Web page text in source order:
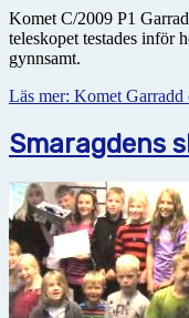
Komet C/2009 P1
teleskopet testades inför
gynnsamt.
Läs mer: Komet
Smaragdens